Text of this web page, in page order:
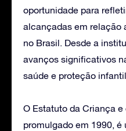
oportunidade para
alcançadas em relação
no Brasil. Desde a
avanços significativos
saúde e proteção
O Estatuto da Criança e
promulgado em 1990,